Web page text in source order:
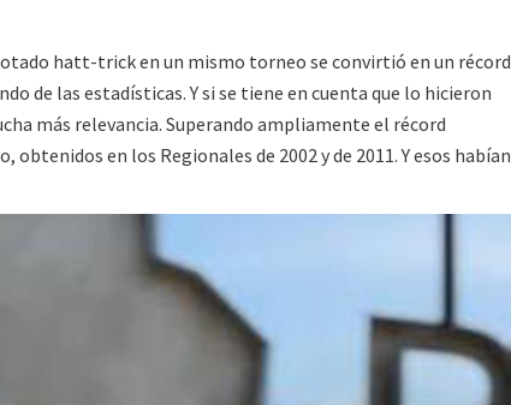
hatt-trick en un mismo torneo se convirtió en un récord
de las estadísticas. Y si se tiene en cuenta que lo hicieron
más relevancia. Superando ampliamente el récord
en los Regionales de 2002 y de 2011. Y esos habían